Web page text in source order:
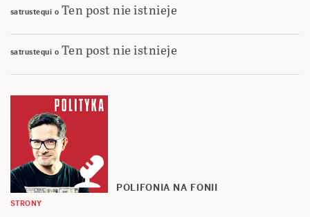
satrustequi o Ten post nie istnieje
satrustequi o Ten post nie istnieje
POLIFONIA NA FONII
STRONY